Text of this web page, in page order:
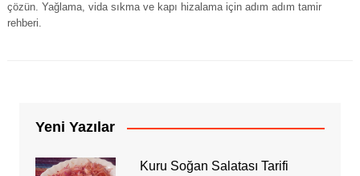
çözün. Yağlama, vida sıkma ve kapı hizalama için adım adım tamir
rehberi.
Yeni Yazılar
Kuru Soğan Salatası Tarifi